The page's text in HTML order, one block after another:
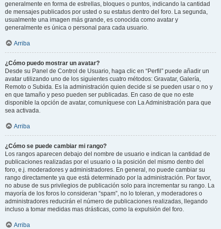
generalmente en forma de estrellas, bloques o puntos, indicando la cantidad
de mensajes publicados por usted o su estatus dentro del foro. La segunda,
usualmente una imagen más grande, es conocida como avatar y
generalmente es única o personal para cada usuario.
Arriba
¿Cómo puedo mostrar un avatar?
Desde su Panel de Control de Usuario, haga clic en “Perfil” puede añadir un
avatar utilizando uno de los siguientes cuatro métodos: Gravatar, Galería,
Remoto o Subida. Es la administración quien decide si se pueden usar o no y
en que tamaño y peso pueden ser publicadas. En caso de que no este
disponible la opción de avatar, comuníquese con La Administración para que
sea activada.
Arriba
¿Cómo se puede cambiar mi rango?
Los rangos aparecen debajo del nombre de usuario e indican la cantidad de
publicaciones realizadas por el usuario o la posición del mismo dentro del
foro, e.j. moderadores y administradores. En general, no puede cambiar su
rango directamente ya que está determinado por la administración. Por favor,
no abuse de sus privilegios de publicación solo para incrementar su rango. La
mayoría de los foros lo consideran “spam”, no lo toleran, y moderadores o
administradores reducirán el número de publicaciones realizadas, llegando
incluso a tomar medidas mas drásticas, como la expulsión del foro.
Arriba